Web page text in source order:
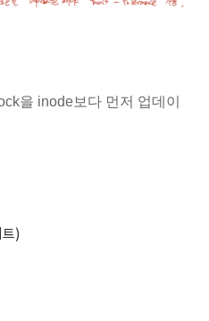
을 inode보다 먼저 업데이
)